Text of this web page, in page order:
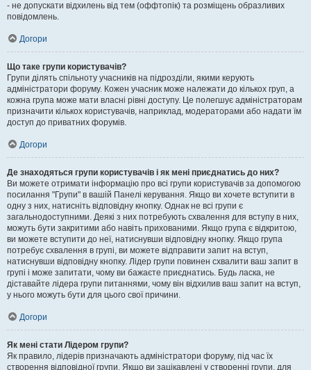
- не допускати відхилень від тем (оффтопік) та розміщень образливих
повідомлень.
Догори
Що таке групи користувачів?
Групи ділять спільноту учасників на підрозділи, якими керують
адміністратори форуму. Кожен учасник може належати до кількох груп, а
кожна група може мати власні рівні доступу. Це полегшує адміністраторам
призначити кількох користувачів, наприклад, модераторами або надати їм
доступ до приватних форумів.
Догори
Де знаходяться групи користувачів і як мені приєднатись до них?
Ви можете отримати інформацію про всі групи користувачів за допомогою
посилання "Групи" в вашій Панелі керування. Якщо ви хочете вступити в
одну з них, натисніть відповідну кнопку. Однак не всі групи є
загальнодоступними. Деякі з них потребують схвалення для вступу в них,
можуть бути закритими або навіть прихованими. Якщо група є відкритою,
ви можете вступити до неї, натиснувши відповідну кнопку. Якщо група
потребує схвалення в групі, ви можете відправити запит на вступ,
натиснувши відповідну кнопку. Лідер групи повинен схвалити ваш запит в
групі і може запитати, чому ви бажаєте приєднатись. Будь ласка, не
діставайте лідера групи питаннями, чому він відхилив ваш запит на вступ,
у нього можуть бути для цього свої причини.
Догори
Як мені стати Лідером групи?
Як правило, лідерів призначають адміністратори форуму, під час їх
створення відповідної групи. Якщо ви зацікавлені у створенні групи, для